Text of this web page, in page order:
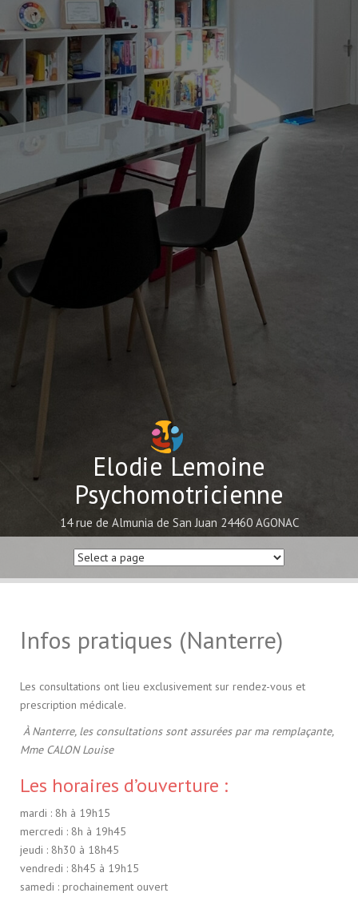
Elodie Lemoine
Psychomotricienne
14 rue de Almunia de San Juan 24460 AGONAC
Infos pratiques (Nanterre)
Les consultations ont lieu exclusivement sur rendez-vous et
prescription médicale.
À Nanterre, les consultations sont assurées par ma remplaçante,
Mme CALON Louise
Les horaires d’ouverture :
mardi : 8h à 19h15
mercredi : 8h à 19h45
jeudi : 8h30 à 18h45
vendredi : 8h45 à 19h15
samedi : prochainement ouvert